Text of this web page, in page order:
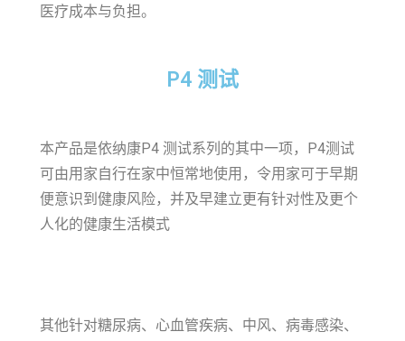
医疗成本与负担。
P4 测试
本产品是依纳康P4 测试系列的其中一项，P4测试
可由用家自行在家中恒常地使用，令用家可于早期
便意识到健康风险，并及早建立更有针对性及更个
人化的健康生活模式
其他针对糖尿病、心血管疾病、中风、病毒感染、